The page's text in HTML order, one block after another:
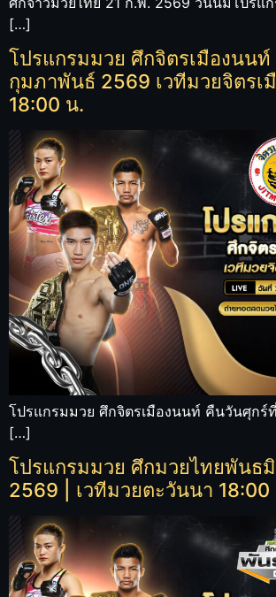
[…]
โปรแกรมมวย ศึกจิตรเมืองนนท์
กุมภาพันธ์ 2569 เวทีมวยจิตรเ
18:00 น.
โปรแกรมมวย ศึกจิตรเมืองนนท์ คืนวันศุก
[…]
โปรแกรมมวย ศึกมวยไทยพันธ
2569 | เวทีมวยตะวันนา